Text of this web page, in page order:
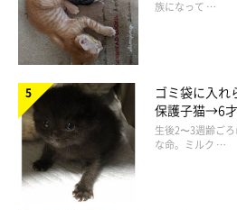
を引き離してはならない」とい
しかったと実感。2匹の仲良しぶ
婦で猫中心の毎日を楽しんでいる
第2話：「今度も猫になって帰っ
なった愛猫との『約束』が起こし
関連記事:
「今度も猫になって帰
なった愛猫との『約束
2022ねこの日企画 猫と家族にな
族になって …
ゴミ袋に入れ
保護子猫→6
美しい黒猫に
生後2〜3週齢ご
な命。ミルク …